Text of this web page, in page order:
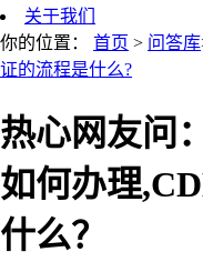
关于我们
你的位置： 首页 > 问答库
证的流程是什么?
热心网友问
如何办理
什么？